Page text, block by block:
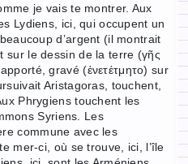
je vais te montrer. Aux
Lydiens, ici, qui occupent un
d’argent (il montrait
sur le dessin de la terre (γῆς
gravé (ἐνετέτμητο) sur
Aristagoras, touchent,
Phrygiens touchent les
Syriens. Les
commune avec les
mer-ci, où se trouve, ici, l’île